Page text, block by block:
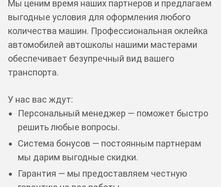
Мы ценим время наших партнеров и предлагаем
выгодные условия для оформления любого
количества машин. Профессиональная оклейка
автомобилей автошколы нашими мастерами
обеспечивает безупречный вид вашего
транспорта.
У нас вас ждут:
Персональный менеджер — поможет быстро
решить любые вопросы.
Система бонусов — постоянным партнерам
мы дарим выгодные скидки.
Гарантия — мы предоставляем честную